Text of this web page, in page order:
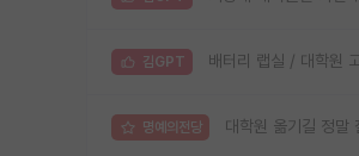
김GPT 배터리 랩실 / 대학원
명예의전당 대학원 옮기길 정말